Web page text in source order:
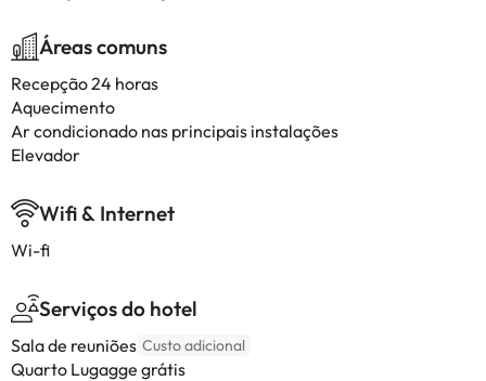
Áreas comuns
Recepção 24 horas
Aquecimento
Ar condicionado nas principais instalações
Elevador
Wifi & Internet
Wi-fi
Serviços do hotel
Sala de reuniões Custo adicional
Quarto Lugagge grátis